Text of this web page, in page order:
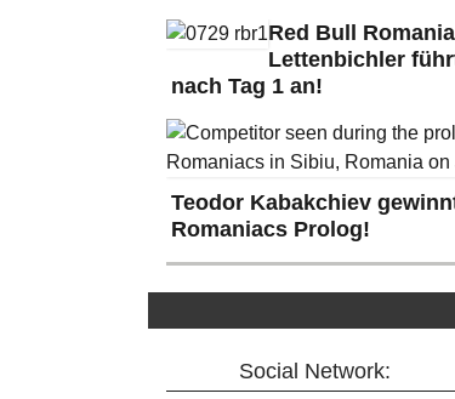
Red Bull
Lettenbichler
nach Tag 1 an!
Teodor Kabakchiev
Romaniacs Prolog!
Social Network: